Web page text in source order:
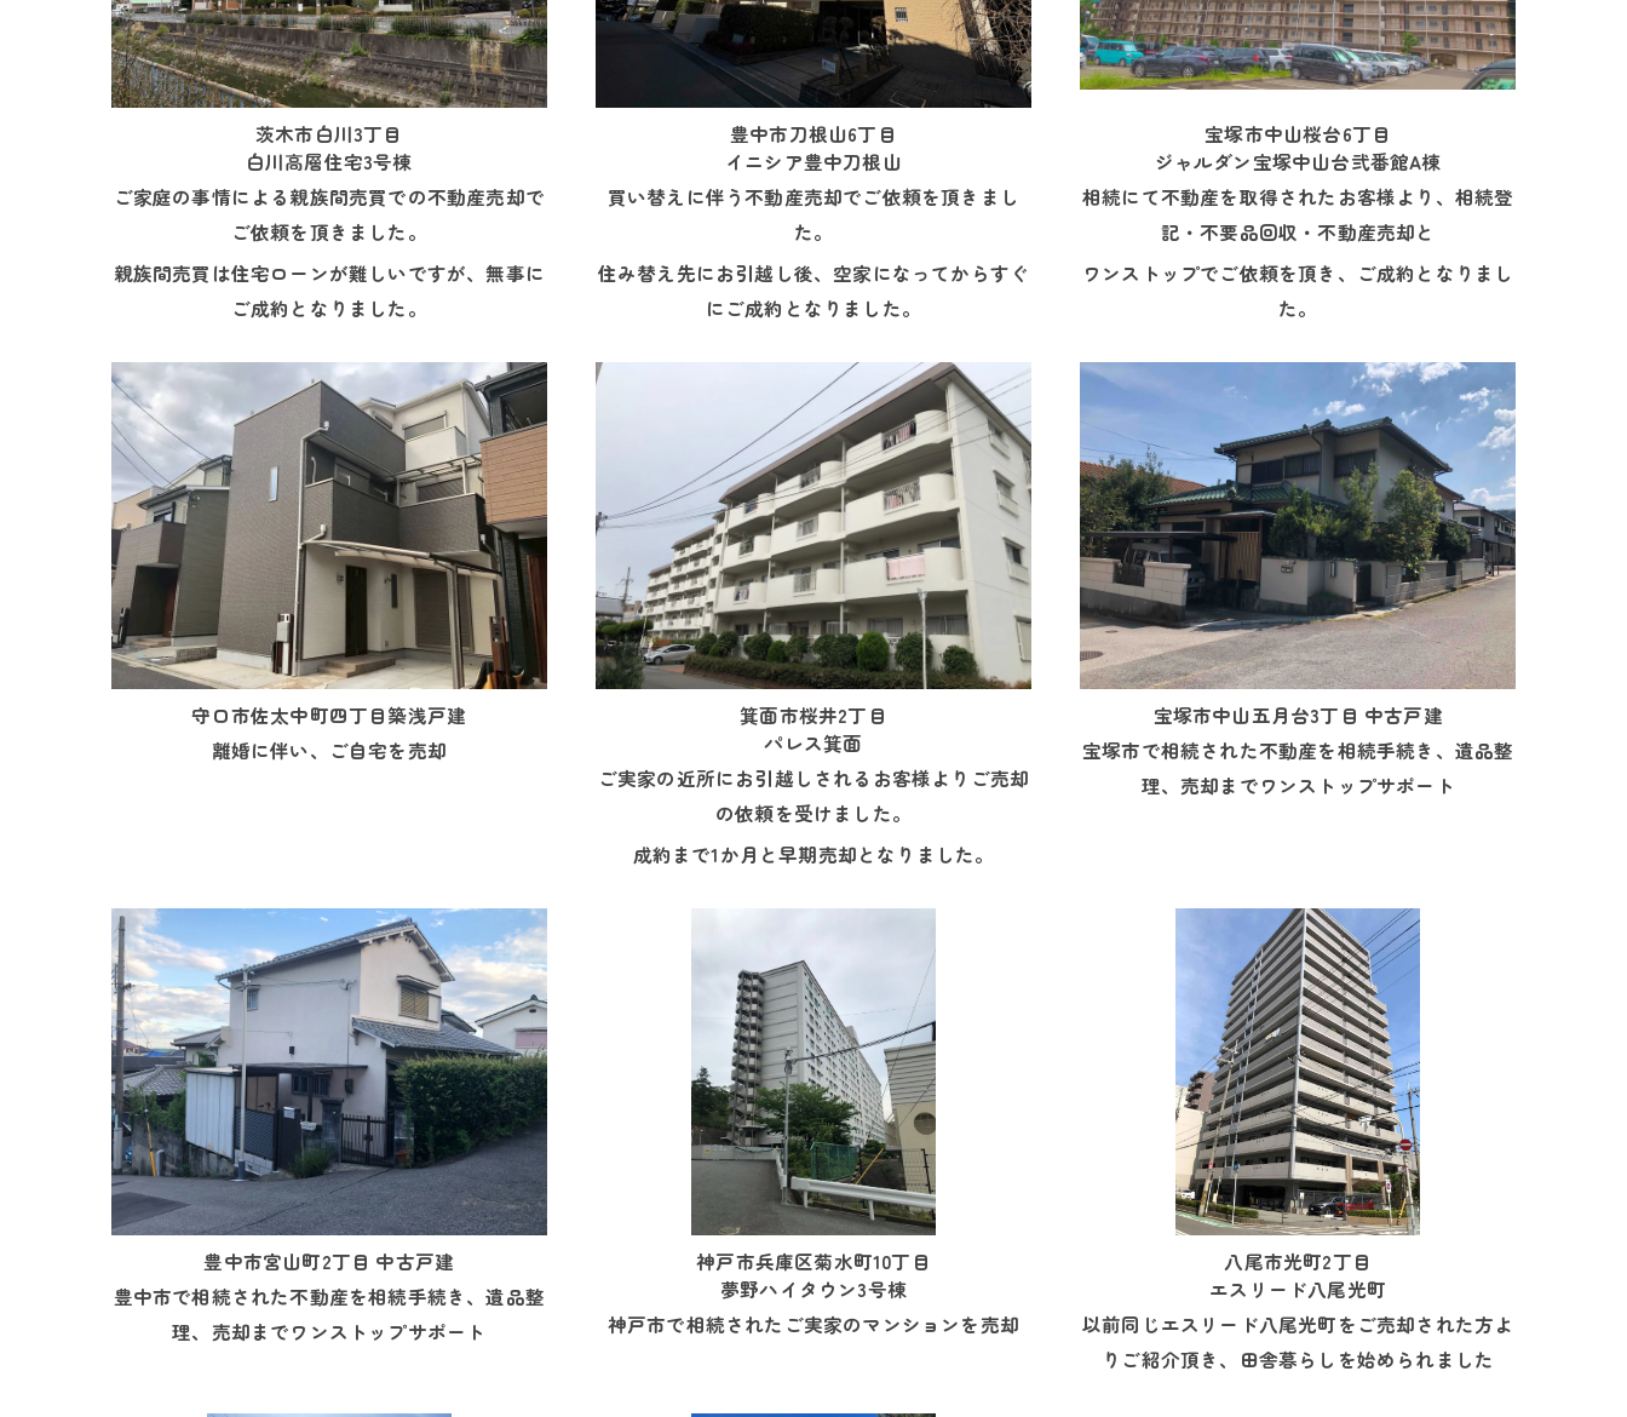
茨木市白川3丁目
白川高層住宅3号棟
ご家庭の事情による親族間売買での不動産売却で
ご依頼を頂きました。
親族間売買は住宅ローンが難しいですが、無事に
ご成約となりました。
豊中市刀根山6丁目
イニシア豊中刀根山
買い替えに伴う不動産売却でご依頼を頂きまし
た。
住み替え先にお引越し後、空家になってからすぐ
にご成約となりました。
宝塚市中山桜台6丁目
ジャルダン宝塚中山台弐番館A棟
相続にて不動産を取得されたお客様より、相続登
記・不要品回収・不動産売却と
ワンストップでご依頼を頂き、ご成約となりまし
た。
守口市佐太中町四丁目築浅戸建
離婚に伴い、ご自宅を売却
箕面市桜井2丁目
パレス箕面
ご実家の近所にお引越しされるお客様よりご売却
の依頼を受けました。
成約まで1か月と早期売却となりました。
宝塚市中山五月台3丁目 中古戸建
宝塚市で相続された不動産を相続手続き、遺品整
理、売却までワンストップサポート
豊中市宮山町2丁目 中古戸建
豊中市で相続された不動産を相続手続き、遺品整
理、売却までワンストップサポート
神戸市兵庫区菊水町10丁目
夢野ハイタウン3号棟
神戸市で相続されたご実家のマンションを売却
八尾市光町2丁目
エスリード八尾光町
以前同じエスリード八尾光町をご売却された方よ
りご紹介頂き、田舎暮らしを始められました